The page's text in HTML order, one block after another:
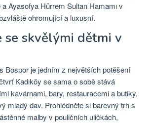
a Ayasofya Hürrem Sultan Hamamı v
ohromující a luxusní.
se skvělými dětmi v
Bospor je jedním z největších potěšení
Kadıköy se sama o sobě stává
kavárnami, bary, restauracemi a butiky,
mladý dav. Prohlédněte si barevný trh s
malby v pouličních uličkách,